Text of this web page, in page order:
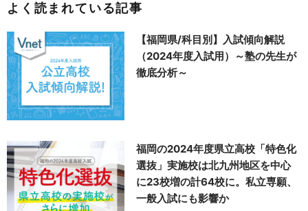
よく読まれている記事
【福岡県/科目別】入試傾向解説
（2024年度入試用）～塾の先生が
徹底分析～
福岡の2024年度県立高校「特色化
選抜」実施校は北九州地区を中心
に23校増の計64校に。私立専願、
一般入試にも影響か